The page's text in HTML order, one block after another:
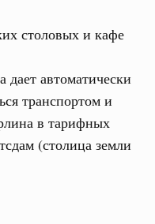
столовых и кафе
дает автоматически
транспортом и
в тарифных
(столица земли